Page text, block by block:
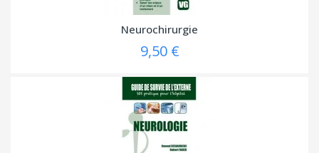
Neurochirurgie
9,50 €